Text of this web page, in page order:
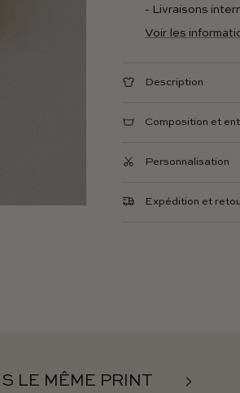
- Livraisons
Voir les
Description
Composition et
Personnalisation
Expédition et
LE MÊME PRINT Suivant